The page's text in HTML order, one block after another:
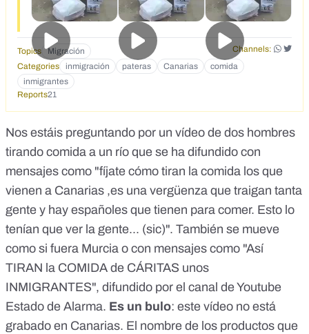
Topics Migración
Channels:
Categories
inmigración pateras Canarias
comida
inmigrantes
Reports21
Nos estáis preguntando por un vídeo de dos hombres
tirando comida a un río que se ha difundido con
mensajes como "fíjate cómo tiran la comida los que
vienen a Canarias ,es una vergüenza que traigan tanta
gente y hay españoles que tienen para comer. Esto lo
tenían que ver la gente... (sic)". También se mueve
como si fuera Murcia o con mensajes como "Así
TIRAN la COMIDA de CÁRITAS unos
INMIGRANTES", difundido por el canal de Youtube
Estado de Alarma. Es un bulo: este vídeo no está
grabado en Canarias. El nombre de los productos que